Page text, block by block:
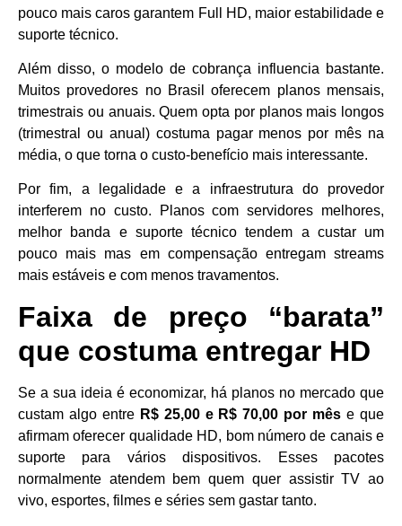
pouco mais caros garantem Full HD, maior estabilidade e
suporte técnico.
Além disso, o modelo de cobrança influencia bastante.
Muitos provedores no Brasil oferecem planos mensais,
trimestrais ou anuais. Quem opta por planos mais longos
(trimestral ou anual) costuma pagar menos por mês na
média, o que torna o custo-benefício mais interessante.
Por fim, a legalidade e a infraestrutura do provedor
interferem no custo. Planos com servidores melhores,
melhor banda e suporte técnico tendem a custar um
pouco mais mas em compensação entregam streams
mais estáveis e com menos travamentos.
Faixa de preço “barata”
que costuma entregar HD
Se a sua ideia é economizar, há planos no mercado que
custam algo entre R$ 25,00 e R$ 70,00 por mês e que
afirmam oferecer qualidade HD, bom número de canais e
suporte para vários dispositivos. Esses pacotes
normalmente atendem bem quem quer assistir TV ao
vivo, esportes, filmes e séries sem gastar tanto.